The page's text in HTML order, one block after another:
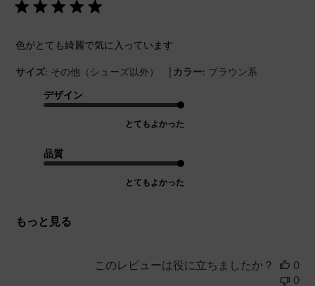
色がとても綺麗で気に入っています
サイズ: その他（シューズ以外） | カラー: ブラウン系
デザイン
とてもよかった
品質
とてもよかった
もっと見る
このレビューは役に立ちましたか？
0
0